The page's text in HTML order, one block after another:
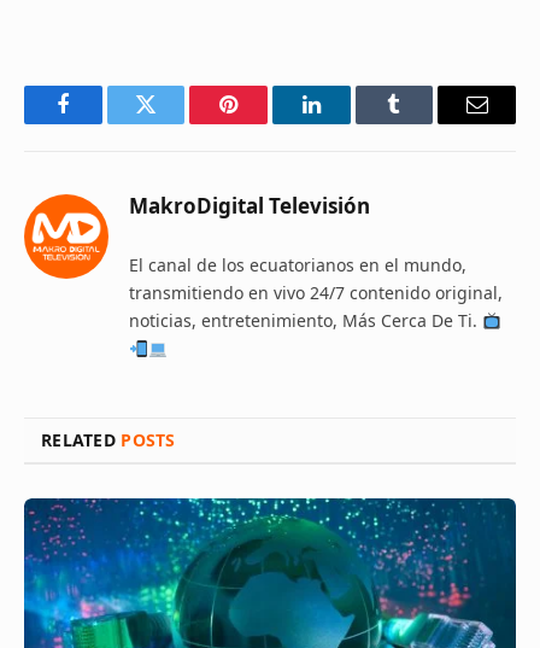
FacebookTwitter Pinterest LinkedInTumblr Email
MakroDigital Televisión
El canal de los ecuatorianos en el mundo,
transmitiendo en vivo 24/7 contenido original,
noticias, entretenimiento, Más Cerca De Ti.
RELATED POSTS